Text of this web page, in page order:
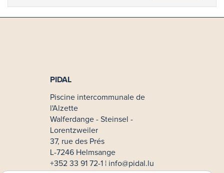
PIDAL
Piscine intercommunale de
l'Alzette
Walferdange - Steinsel -
Lorentzweiler
37, rue des Prés
L-7246 Helmsange
+352 33 91 72-1 ¦ info@pidal.lu